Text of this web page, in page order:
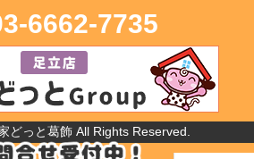
6662-7735
どっと葛飾 All Rights Reserved.